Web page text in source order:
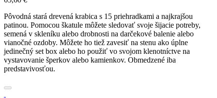
Pôvodná stará drevená krabica s 15 priehradkami a najkrajšou
patinou. Pomocou škatule môžete sledovať svoje šijacie potreby,
semená v skleníku alebo drobnosti na darčekové balenie alebo
vianočné ozdoby. Môžete ho tiež zavesiť na stenu ako úplne
jedinečný set box alebo ho použiť vo svojom klenotníctve na
vystavovanie šperkov alebo kamienkov. Obmedzené iba
predstavivosťou.